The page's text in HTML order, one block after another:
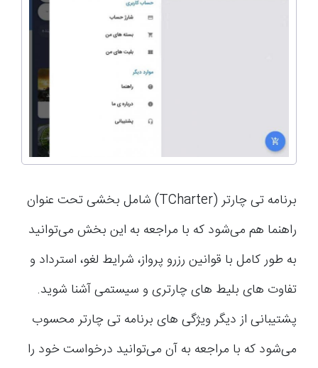
برنامه تی چارتر (TCharter) شامل بخشی تحت عنوان
راهنما هم می‌شود که با مراجعه به این بخش می‌توانید
به طور کامل با قوانین رزرو پرواز، شرایط لغو، استرداد و
تفاوت های بلیط های چارتری و سیستمی آشنا شوید.
پشتیبانی از دیگر ویژگی های برنامه تی چارتر محسوب
می‌شود که با مراجعه به آن می‌توانید درخواست خود را